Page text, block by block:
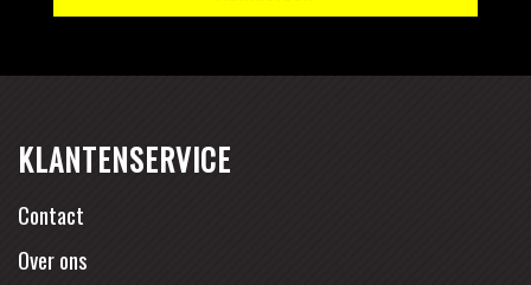
KLANTENSERVICE
Contact
Over ons